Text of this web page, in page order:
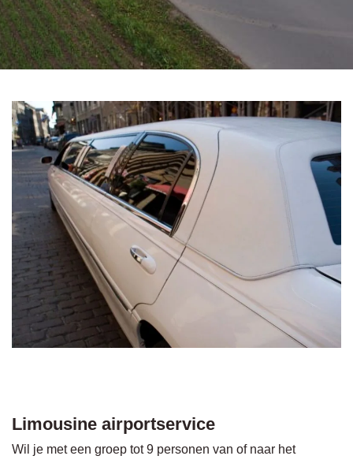
Limousine airportservice
Wil je met een groep tot 9 personen van of naar het